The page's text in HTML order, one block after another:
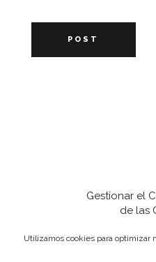
Gestionar el
de las
Utilizamos cookies para optimizar
POST